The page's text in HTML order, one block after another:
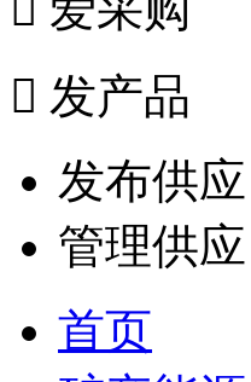
 发产品
发布供应
管理供应
首页